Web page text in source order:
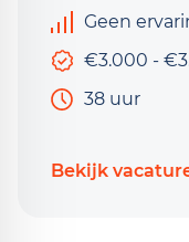
Geen
€3.000 -
38 uur
Bekijk